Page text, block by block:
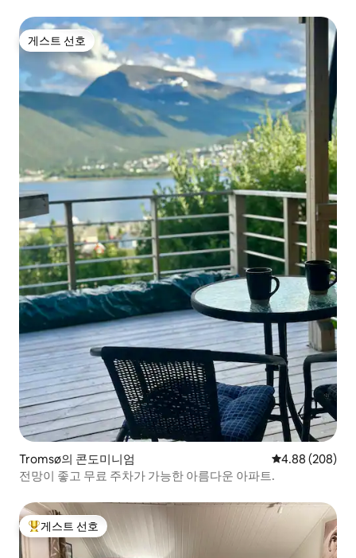
게스트 선호
게스트 선호
Tromsø의 콘도미니엄 평점 4.88점(5
4.88 (208)
전망이 좋고 무료 주차가 가능한 아름다운 아파트.
상위 게스트 선호
게스트 선호